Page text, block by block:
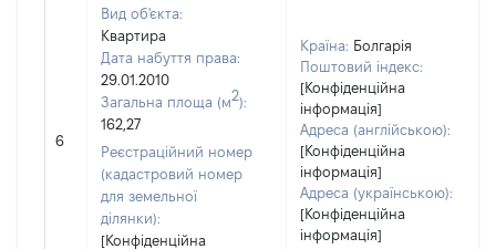
6
Вид об'єкта:
Квартира
Дата набуття права:
29.01.2010
Загальна площа (м2):
162,27
Реєстраційний номер
(кадастровий номер
для земельної
ділянки):
[Конфіденційна
Країна: Болгарія
Поштовий індекс:
[Конфіденційна
інформація]
Адреса (англійською):
[Конфіденційна
інформація]
Адреса (українською):
[Конфіденційна
інформація]